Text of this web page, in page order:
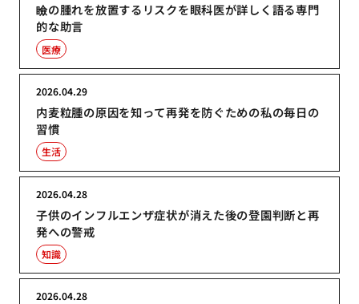
瞼の腫れを放置するリスクを眼科医が詳しく語る専門
的な助言
医療
内麦粒腫の原因を知って再発を防ぐための私の毎日の
習慣
2026.04.29
生活
子供のインフルエンザ症状が消えた後の登園判断と再
発への警戒
2026.04.28
知識
2026.04.28